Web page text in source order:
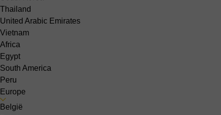
Thailand
United Arabic Emirates
Vietnam
Africa
Egypt
South America
Peru
Europe
België